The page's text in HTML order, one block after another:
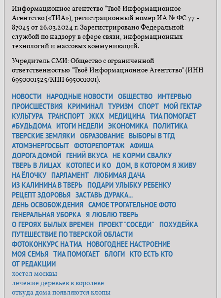
Информационное агентство "Твоё Информационное
Агентство («ТИА»), регистрационный номер ИА № ФС 77 -
87045 от 26.03.2024 г. Зарегистрировано Федеральной
службой по надзору в сфере связи, информационных
технологий и массовых коммуникаций.
Учредитель СМИ: Общество с ограниченной
ответственностью "Твоё Информационное Агентство" (ИНН
6950001525/КПП 695001001).
НОВОСТИ НАРОДНЫЕ НОВОСТИ ОБЩЕСТВО ИНТЕРВЬЮ
ПРОИСШЕСТВИЯ КРИМИНАЛ ТУРИЗМ СПОРТ МОЙ ГЕКТАР
КУЛЬТУРА ТРАНСПОРТ ЖКХ МЕДИЦИНА ТИА ПОМОГАЕТ
#БУДЬДОМА ИТОГИ НЕДЕЛИ ЭКОНОМИКА ПОЛИТИКА
ТВЕРСКИЕ ЗЕМЛЯКИ ОБРАЗОВАНИЕ ВЫБОРЫ В ТГД
АТОМЭНЕРГОСБЫТ ФОТОРЕПОРТАЖ АФИША
ДОРОГА ДОМОЙ ГЕНИЙ ВКУСА НЕ КОРМИ СВАЛКУ
ТВЕРЬ В ЛИЦАХ КОТОПЕС И КО ДОМ, В КОТОРОМ Я ЖИВУ
НА ЁЛОЧКУ ПАРЛАМЕНТ ЛЮБИМАЯ ДАЧА
ИЗ КАЛИНИНА В ТВЕРЬ ПОДАРИ УЛЫБКУ РЕБЕНКУ
РЕЦЕПТ ЗДОРОВЬЯ ЗАСТАВЬ ДУРАКА...
ДЕНЬ ОСВОБОЖДЕНИЯ САМОЕ ТРОГАТЕЛЬНОЕ ФОТО
ГЕНЕРАЛЬНАЯ УБОРКА Я ЛЮБЛЮ ТВЕРЬ
О ГЕРОЯХ БЫЛЫХ ВРЕМЕН ПРОЕКТ "СОСЕДИ"
ПОХУДЕЙКА
ПУТЕШЕСТВИЕ ПО ТВЕРСКОЙ ОБЛАСТИ
ФОТОКОНКУРС НА ТИА НОВОГОДНЕЕ НАСТРОЕНИЕ
МОЯ СЕМЬЯ ТИА ПОМОГАЕТ БЛОГИ КТО ЕСТЬ КТО
ОТ РЕДАКЦИИ
хостел москвы
лечение деревьев в королеве
откуда дома появляются клопы